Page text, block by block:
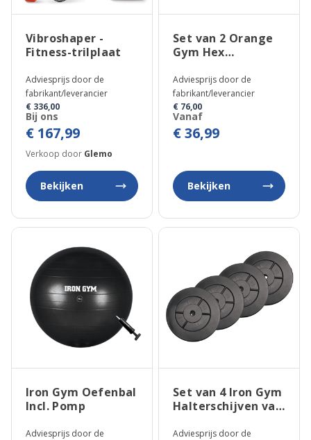
Vibroshaper -
Fitness-trilplaat
Adviesprijs door de
fabrikant/leverancier
€ 336,00
Bij ons
€ 167,99
Verkoop door Glemo
Bekijken
Set van 2 Orange
Gym Hex
Adviesprijs door de
fabrikant/leverancier
€ 76,00
Vanaf
€ 36,99
Bekijken
Iron Gym Oefenbal
Incl. Pomp
Adviesprijs door de
Set van 4 Iron Gym
Halterschijven van
Adviesprijs door de